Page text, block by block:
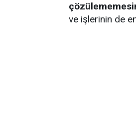
ve işlerinin de